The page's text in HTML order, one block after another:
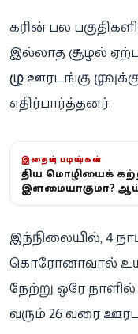
கரின் பல
இல்லாத சூழல்
முழு ஊரடங்கு
எதிர்பார்த்தனர்.
இதையும் படியுங்கள்
புதிய மொழியைக்
இளமையாகுமா?
இந்நிலையில், 4
கொரோனாவால்
நேற்று ஒரே
வரும் 26 வரை